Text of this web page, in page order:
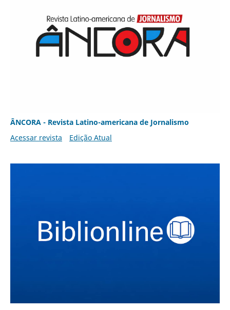
ÂNCORA - Revista Latino-americana de Jornalismo
Acessar revista
Edição Atual